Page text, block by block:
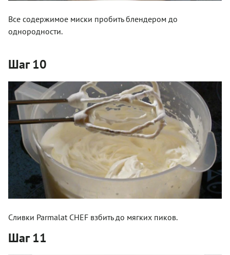
Все содержимое миски пробить блендером до
однородности.
Шаг 10
Сливки Parmalat CHEF взбить до мягких пиков.
Шаг 11